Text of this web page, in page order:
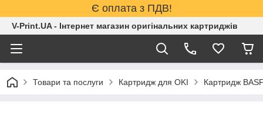
Є оплата з ПДВ!
V-Print.UA - Інтернет магазин оригінальних картриджів
Товари та послуги Картридж для OKI Картридж